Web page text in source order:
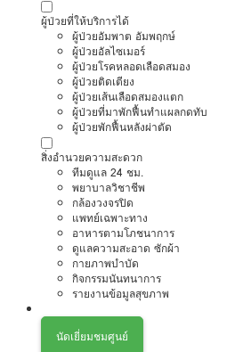
ผู้ป่วยที่ให้บริการได้
ผู้ป่วยอัมพาต อัมพฤกษ์
ผู้ป่วยอัลไซเมอร์
ผู้ป่วยโรคหลอดเลือดสมอง
ผู้ป่วยติดเตียง
ผู้ป่วยเส้นเลือดสมองแตก
ผู้ป่วยที่มาพักฟื้นทำแผลกดทับ
ผู้ป่วยพักฟื้นหลังผ่าตัด
สิ่งอำนวยความสะดวก
ทีมดูแล 24 ชม.
พยาบาลวิชาชีพ
กล้องวงจรปิด
แพทย์เฉพาะทาง
อาหารตามโภชนาการ
ดูแลความสะอาด ซักผ้า
กายภาพบำบัด
กิจกรรมนันทนาการ
รายงานข้อมูลสุขภาพ
นัดเยี่ยมชมศูนย์